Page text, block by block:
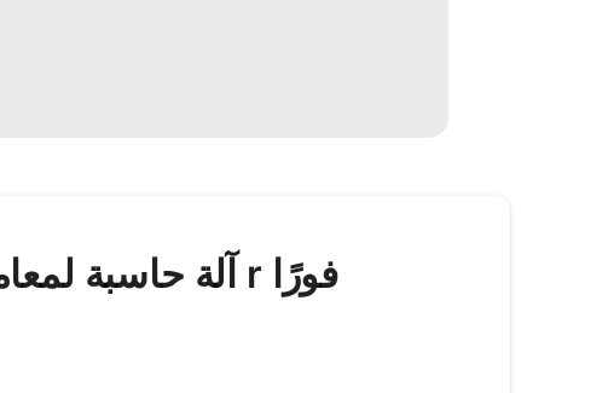
Mathos AI | آلة حاسبة لمعامل الارتباط - احسب r فورًا